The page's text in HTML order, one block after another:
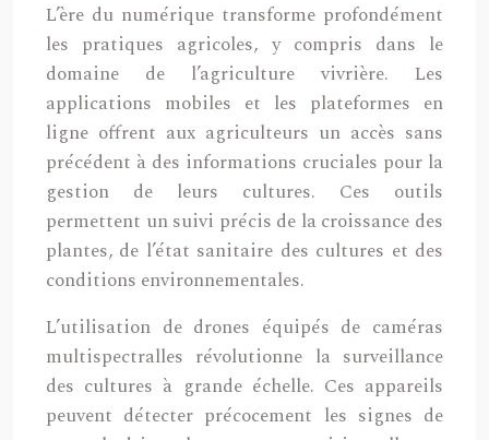
L’ère du numérique transforme profondément
les pratiques agricoles, y compris dans le
domaine de l’agriculture vivrière. Les
applications mobiles et les plateformes en
ligne offrent aux agriculteurs un accès sans
précédent à des informations cruciales pour la
gestion de leurs cultures. Ces outils
permettent un suivi précis de la croissance des
plantes, de l’état sanitaire des cultures et des
conditions environnementales.
L’utilisation de drones équipés de caméras
multispectralles révolutionne la surveillance
des cultures à grande échelle. Ces appareils
peuvent détecter précocement les signes de